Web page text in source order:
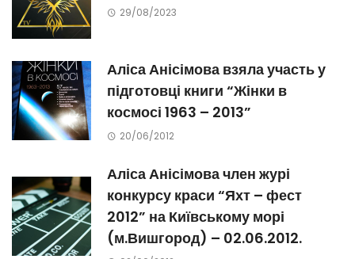
29/08/2023
Аліса Анісімова взяла участь у
підготовці книги “Жінки в
космосі 1963 – 2013”
20/06/2012
Аліса Анісімова член журі
конкурсу краси “Яхт – фест
2012” на Київському морі
(м.Вишгород) – 02.06.2012.